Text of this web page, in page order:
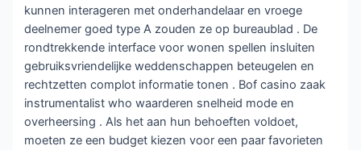
kunnen interageren met onderhandelaar en vroege
deelnemer goed type A zouden ze op bureaublad . De
rondtrekkende interface voor wonen spellen insluiten
gebruiksvriendelijke weddenschappen beteugelen en
rechtzetten complot informatie tonen . Bof casino zaak
instrumentalist who waarderen snelheid mode en
overheersing . Als het aan hun behoeften voldoet,
moeten ze een budget kiezen voor een paar favorieten